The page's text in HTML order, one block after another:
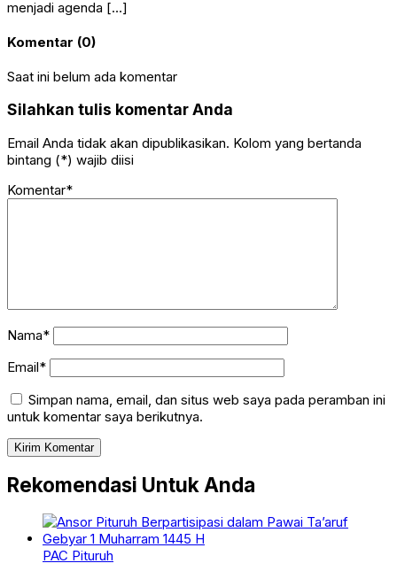
menjadi agenda […]
Komentar (0)
Saat ini belum ada komentar
Silahkan tulis komentar Anda
Email Anda tidak akan dipublikasikan. Kolom yang bertanda
bintang (*) wajib diisi
Komentar*
Nama*
Email*
Simpan nama, email, dan situs web saya pada peramban ini
untuk komentar saya berikutnya.
Rekomendasi Untuk Anda
PAC Pituruh